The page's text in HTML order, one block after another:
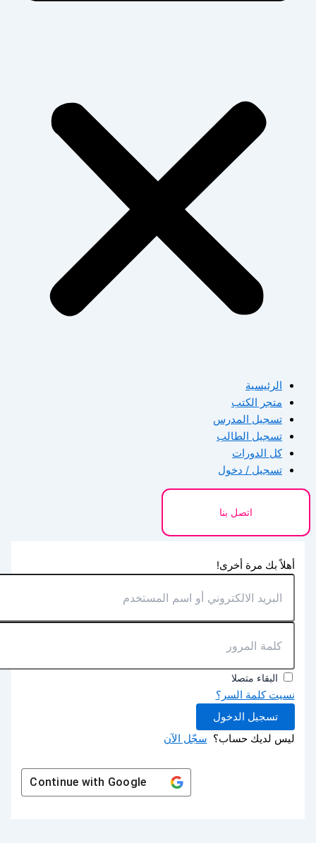
الرئيسية
متجر الكتب
تسجيل المدرس
تسجيل الطالب
كل الدورات
تسجيل / دخول
اتصل بنا
أهلاً بك مرة أخرى!
البقاء متصلا
نسيت كلمة السر؟
تسجيل الدخول
ليس لديك حساب؟ سجّل الآن
Continue withGoogle